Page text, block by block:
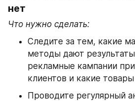
нет
Что нужно сделать:
Следите за тем, какие
методы дают
рекламные кампании
клиентов и какие
Проводите регулярный